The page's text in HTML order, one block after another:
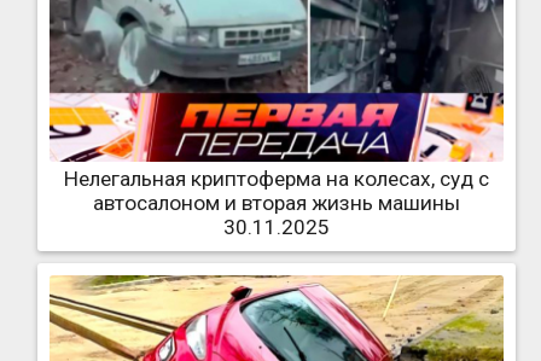
Нелегальная криптоферма на колесах, суд с
автосалоном и вторая жизнь машины
30.11.2025